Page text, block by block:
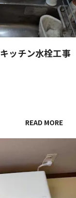
ッチン水栓工事
READ MORE